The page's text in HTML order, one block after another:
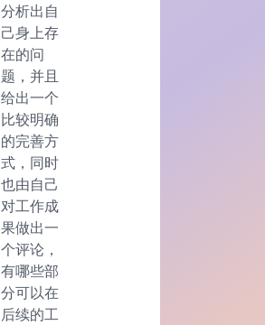
分析出自
己身上存
在的问
题，并且
给出一个
比较明确
的完善方
式，同时
也由自己
对工作成
果做出一
个评论，
有哪些部
分可以在
后续的工